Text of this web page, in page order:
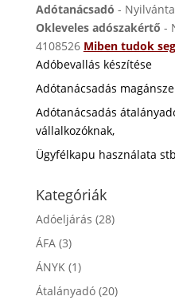
Adótanácsadó -
Okleveles adószakértő -
4108526 Miben tudok
Adóbevallás készítése
Adótanácsadás
Adótanácsadás
vállalkozóknak,
Ügyfélkapu használata
Kategóriák
Adóeljárás (28)
ÁFA(3)
ÁNYK(1)
Átalányadó(20)